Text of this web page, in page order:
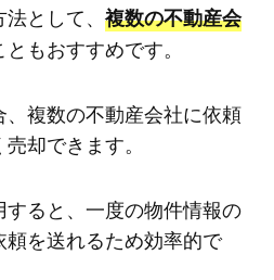
として、 複数の不動産会
ともおすすめです。
複数の不動産会社に依頼
却できます。
ると、一度の物件情報の
頼を送れるため効率的で